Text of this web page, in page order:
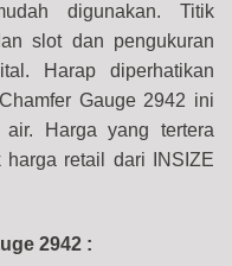
digunakan. Titik
slot dan pengukuran
Harap diperhatikan
Gauge 2942 ini
Harga yang tertera
harga retail dari INSIZE
2942 :